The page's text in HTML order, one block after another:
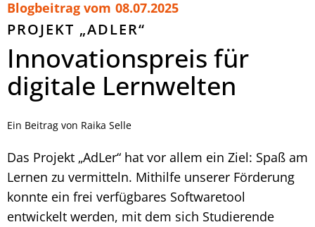
Blogbeitrag vom 08.07.2025
PROJEKT „ADLER“
Innovationspreis für
digitale Lernwelten
Ein Beitrag von Raika Selle
Das Projekt „AdLer“ hat vor allem ein Ziel: Spaß am
Lernen zu vermitteln. Mithilfe unserer Förderung
konnte ein frei verfügbares Softwaretool
entwickelt werden, mit dem sich Studierende